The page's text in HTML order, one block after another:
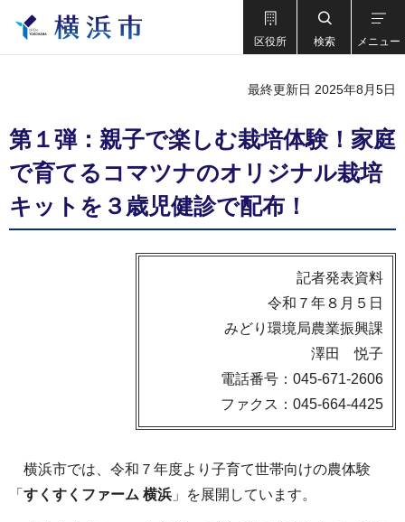
区役所 検索 メニュー
最終更新日 2025年8月5日
第１弾：親子で楽しむ栽培体験！家庭
で育てるコマツナのオリジナル栽培
キットを３歳児健診で配布！
記者発表資料
令和７年８月５日
みどり環境局農業振興課
澤田 悦子
電話番号：045-671-2606
ファクス：045-664-4425
横浜市では、令和７年度より子育て世帯向けの農体験
「 すくすくファーム 横浜 」を展開しています。